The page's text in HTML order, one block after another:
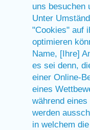
uns besuchen
Unter
"Cookies" auf
optimieren
Name, [Ihre]
es sei denn,
einer Online-
eines
während
werden
in welchem